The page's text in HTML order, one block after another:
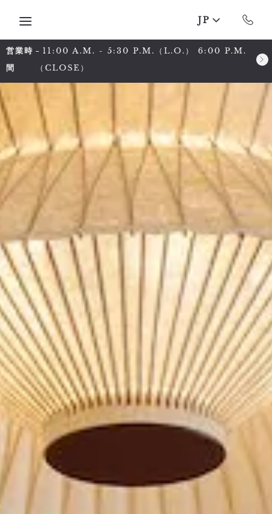
Skip to main content JP
営業時
間
11:00 A.M. - 5:30 P.M.（L.O.） 6:00 P.M.
（CLOSE）